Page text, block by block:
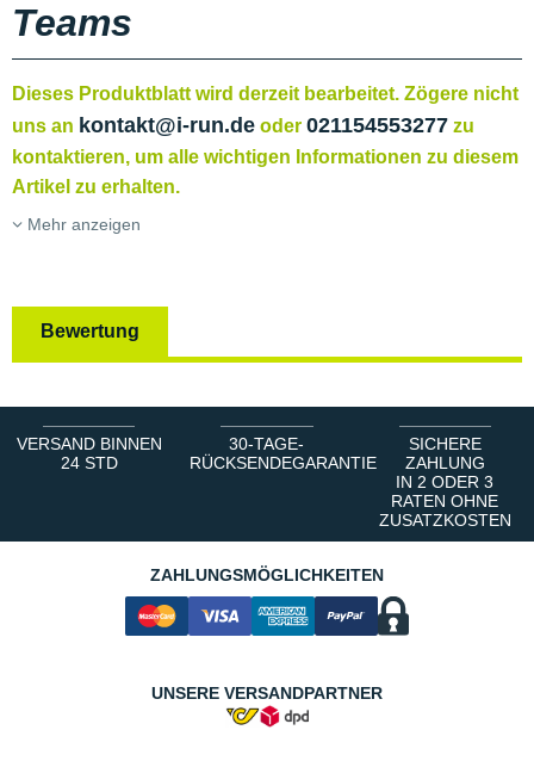
Teams
Dieses Produktblatt wird derzeit bearbeitet. Zögere nicht
uns an kontakt@i-run.de oder 021154553277 zu
kontaktieren, um alle wichtigen Informationen zu diesem
Artikel zu erhalten.
Mehr anzeigen
Bewertung
VERSAND BINNEN
24 STD
30-TAGE-
RÜCKSENDEGARANTIE
SICHERE
ZAHLUNG
IN 2 ODER 3
RATEN OHNE
ZUSATZKOSTEN
ZAHLUNGSMÖGLICHKEITEN
UNSERE VERSANDPARTNER